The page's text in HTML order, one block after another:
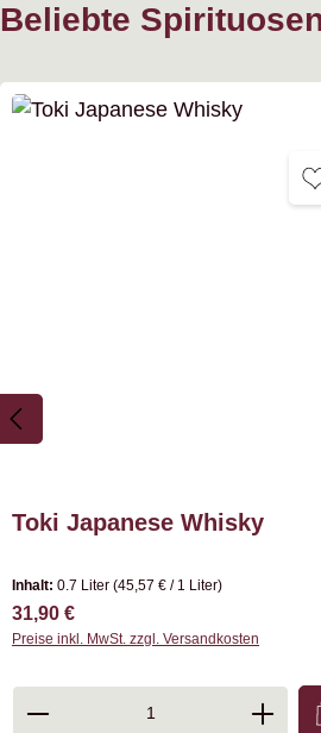
Beliebte
Produktgalerie überspringen
Toki Japanese Whisky
Inhalt:0.7 Liter(45,57 € / 1 Liter)
Regulärer Preis:
31,90 €
Preise inkl. MwSt. zzgl. Versandkosten
Produkt Anzahl: Gib